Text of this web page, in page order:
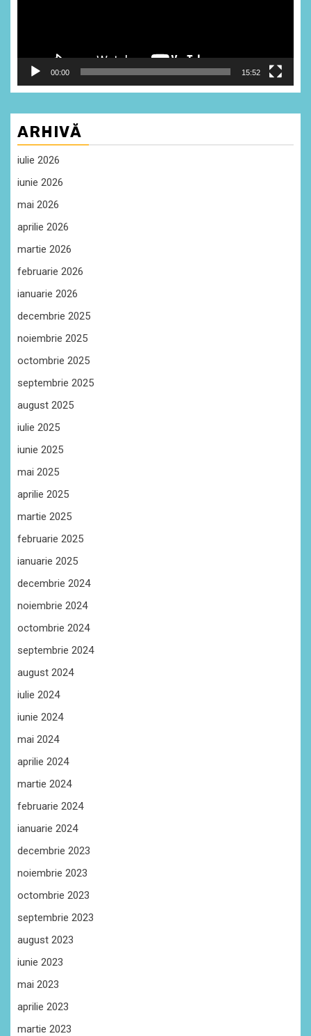
00:00 15:52
ARHIVĂ
iulie 2026
iunie 2026
mai 2026
aprilie 2026
martie 2026
februarie 2026
ianuarie 2026
decembrie 2025
noiembrie 2025
octombrie 2025
septembrie 2025
august 2025
iulie 2025
iunie 2025
mai 2025
aprilie 2025
martie 2025
februarie 2025
ianuarie 2025
decembrie 2024
noiembrie 2024
octombrie 2024
septembrie 2024
august 2024
iulie 2024
iunie 2024
mai 2024
aprilie 2024
martie 2024
februarie 2024
ianuarie 2024
decembrie 2023
noiembrie 2023
octombrie 2023
septembrie 2023
august 2023
iunie 2023
mai 2023
aprilie 2023
martie 2023